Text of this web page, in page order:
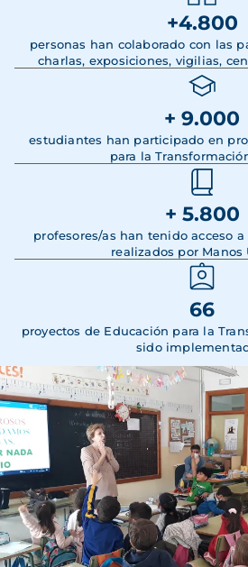
+4.800
personas han colaborado con las
charlas, exposiciones, vigilias,
+ 9.000
estudiantes han participado en
para la
+ 5.800
profesores/as han tenido acceso
realizados por Manos
66
proyectos de Educación para la
sido